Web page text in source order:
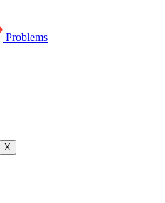
Problems
X